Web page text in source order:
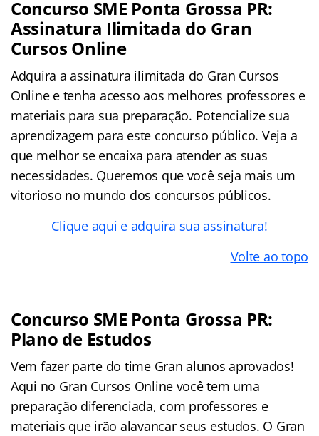
Concurso SME Ponta Grossa PR:
Assinatura Ilimitada do Gran
Cursos Online
Adquira a assinatura ilimitada do Gran Cursos
Online e tenha acesso aos melhores professores e
materiais para sua preparação. Potencialize sua
aprendizagem para este concurso público. Veja a
que melhor se encaixa para atender as suas
necessidades. Queremos que você seja mais um
vitorioso no mundo dos concursos públicos.
Clique aqui e adquira sua assinatura!
Volte ao topo
Concurso SME Ponta Grossa PR:
Plano de Estudos
Vem fazer parte do time Gran alunos aprovados!
Aqui no Gran Cursos Online você tem uma
preparação diferenciada, com professores e
materiais que irão alavancar seus estudos. O Gran